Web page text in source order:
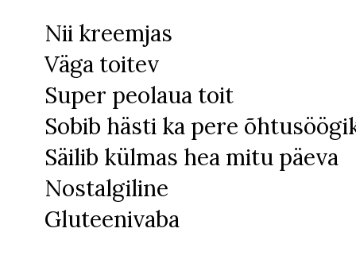
Nii kreemjas
Väga toitev
Super peolaua toit
Sobib hästi ka pere
Säilib külmas hea mitu päeva
Nostalgiline
Gluteenivaba